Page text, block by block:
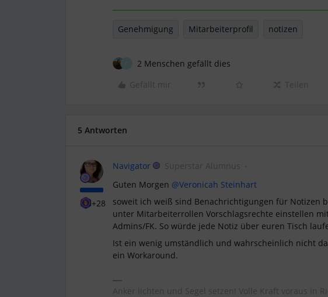
Genehmigung Mitarbeiterprofil notizen
2 Menschen gefällt dies
Gefällt mir
Teilen
5 Antworten
+28
Navigator Superstar Alumnus
Guten Morgen @Veronicah Steinhart
soweit ich weiß sind Benachrichtigungen für Notizen
unter Mitarbeiterrollen Vorschlagsrechte einstellen
Admins/FK. So würde jede Notiz über euren Tisch
Ist ein wenig umständlich und wahrscheinlich nicht
ein Workaround.
Anker lichten und Segel setzen! Volle Kraft voraus in